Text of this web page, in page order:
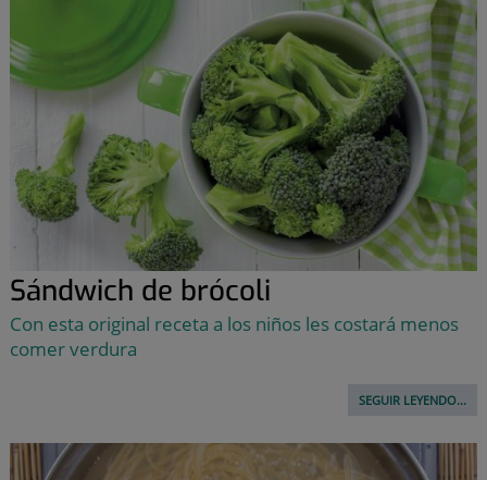
Sándwich de brócoli
Con esta original receta a los niños les costará menos
comer verdura
SEGUIR LEYENDO...